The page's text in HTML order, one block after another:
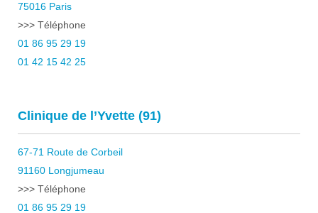
75016 Paris
>>> Téléphone
01 86 95 29 19
01 42 15 42 25
Clinique de l’Yvette (91)
67-71 Route de Corbeil
91160 Longjumeau
>>> Téléphone
01 86 95 29 19